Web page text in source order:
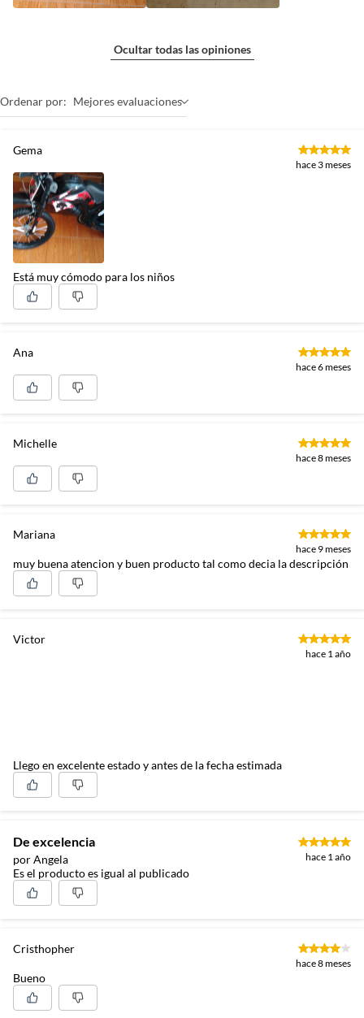
Ocultar todas las opiniones
Ordenar por: Mejores evaluaciones
Gema
hace 3 meses
Está muy cómodo para los niños
Ana
hace 6 meses
Michelle
hace 8 meses
Mariana
hace 9 meses
muy buena atencion y buen producto tal como decia la descripción
Victor
hace 1 año
Llego en excelente estado y antes de la fecha estimada
De excelencia
por Angela hace 1 año
Es el producto es igual al publicado
Cristhopher
hace 8 meses
Bueno